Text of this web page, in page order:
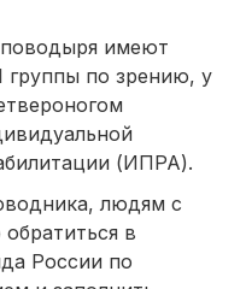
имеют
группы по зрению, у
(ИПРА).
людям с
в
России по